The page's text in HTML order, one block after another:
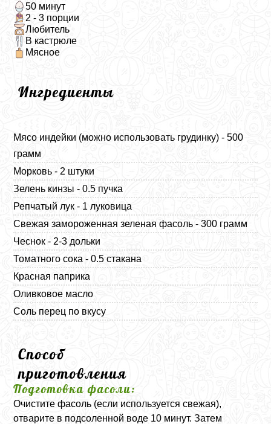
50 минут
2 - 3 порции
Любитель
В кастрюле
Мясное
Ингредиенты
Мясо индейки (можно использовать грудинку) - 500
грамм
Морковь - 2 штуки
Зелень кинзы - 0.5 пучка
Репчатый лук - 1 луковица
Свежая замороженная зеленая фасоль - 300 грамм
Чеснок - 2-3 дольки
Томатного сока - 0.5 стакана
Красная паприка
Оливковое масло
Соль перец по вкусу
Способ
приготовления
Подготовка фасоли:
Очистите фасоль (если используется свежая),
отварите в подсоленной воде 10 минут. Затем